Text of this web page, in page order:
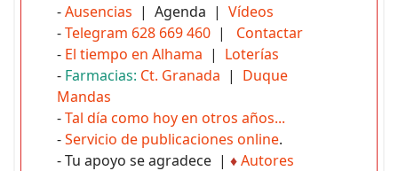
-Ausencias | Agenda | Vídeos
-Telegram 628 669 460 | Contactar
- El tiempo en Alhama | Loterías
- Farmacias: Ct. Granada | Duque
Mandas
-Tal día como hoy en otros años...
-Servicio de publicaciones online.
- Tu apoyo se agradece | ♦Autores